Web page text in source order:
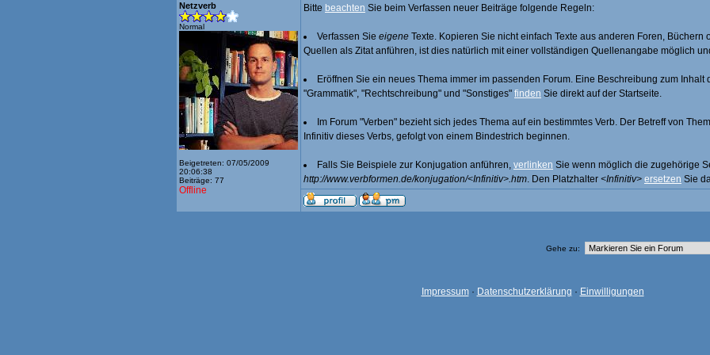
Netzverb
Normal
Beigetreten: 07/05/2009
20:06:38
Beiträge: 77
Offline
Bitte beachten Sie beim Verfassen neuer Beiträge folgende Regeln:
Verfassen Sie eigene Texte. Kopieren Sie nicht einfach Texte aus anderen Foren,
Quellen als Zitat anführen, ist dies natürlich mit einer vollständigen Quellenangabe möglich
Eröffnen Sie ein neues Thema immer im passenden Forum. Eine Beschreibung zum Inhalt
"Grammatik", "Rechtschreibung" und "Sonstiges" finden Sie direkt auf der Startseite.
Im Forum "Verben" bezieht sich jedes Thema auf ein bestimmtes Verb. Der Betreff von
Infinitiv dieses Verbs, gefolgt von einem Bindestrich beginnen.
Falls Sie Beispiele zur Konjugation anführen, verlinken Sie wenn möglich die zugehörige
http://www.verbformen.de/konjugation/<Infinitiv>.htm. Den Platzhalter <Infinitiv> ersetzen Sie
Gehe zu:
Impressum· Datenschutzerklärung · Einwilligungen